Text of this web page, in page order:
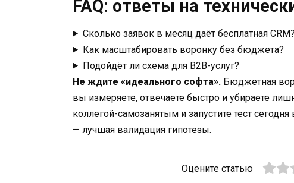
FAQ: ответы на
Сколько заявок в месяц даёт бесплатная CRM?
Как масштабировать воронку без бюджета?
Подойдёт ли схема для B2B-услуг?
Не ждите «идеального софта». Бюджетная
вы измеряете, отвечаете быстро и убираете
коллегой-самозанятым и запустите тест
— лучшая валидация гипотезы.
Оцените статью